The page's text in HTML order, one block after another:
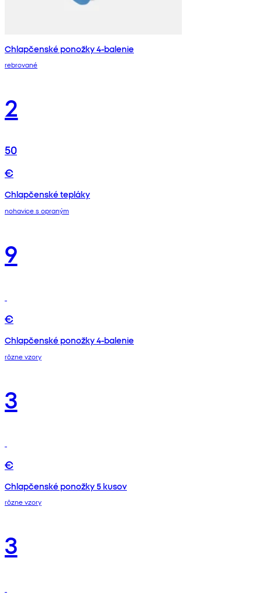
Chlapčenské ponožky 4-balenie
rebrované
2
50
€
Chlapčenské tepláky
nohavice s opraným
9
€
Chlapčenské ponožky 4-balenie
rôzne vzory
3
€
Chlapčenské ponožky 5 kusov
rôzne vzory
3